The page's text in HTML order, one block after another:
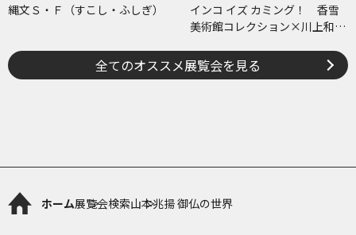
縄文Ｓ・Ｆ（すこし・ふしぎ）
インコ イズ カミング！ 香雪
美術館コレクション×川上和歌
に古美術鑑賞～
全てのオススメ展覧会を見る
ホーム展覧会検索山本兆揚 御仏の世界